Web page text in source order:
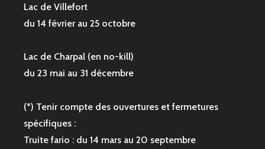
Lac de Villefort
du 14 février au 25 octobre
Lac de Charpal (en no-kill)
du 23 mai au 31 décembre
(*) Tenir compte des ouvertures et fermetures
spécifiques :
Truite fario : du 14 mars au 20 septembre